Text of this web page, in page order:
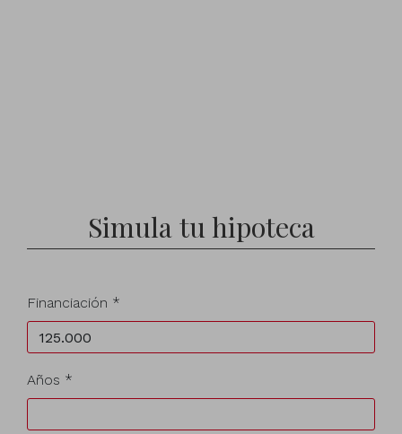
Simula tu hipoteca
Financiación *
Años *